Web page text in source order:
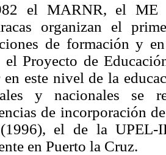
el MARNR, el ME
organizan el
de formación y
el Proyecto de
este nivel de la
y nacionales se
de
el de la UPEL-
en Puerto la Cruz.